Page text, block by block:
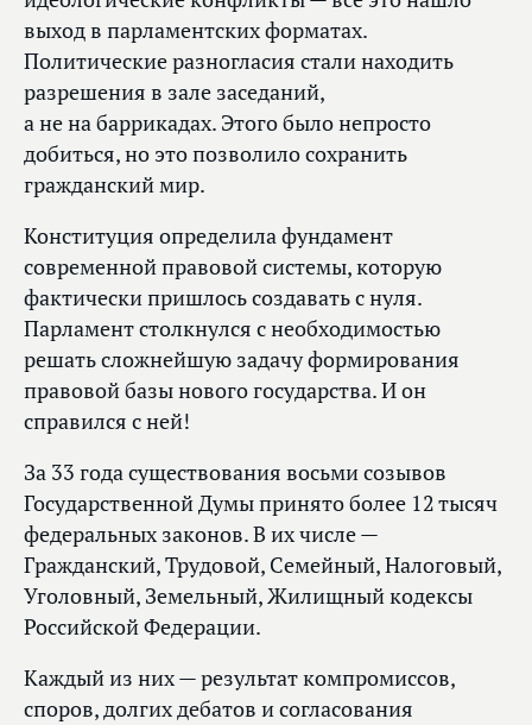
выход в парламентских форматах.
Политические разногласия стали находить
разрешения в зале заседаний,
а не на баррикадах. Этого было непросто
добиться, но это позволило сохранить
гражданский мир.
Конституция определила фундамент
современной правовой системы, которую
фактически пришлось создавать с нуля.
Парламент столкнулся с необходимостью
решать сложнейшую задачу формирования
правовой базы нового государства. И он
справился с ней!
За 33 года существования восьми созывов
Государственной Думы принято более 12 тысяч
федеральных законов. В их числе —
Гражданский, Трудовой, Семейный, Налоговый,
Уголовный, Земельный, Жилищный кодексы
Российской Федерации.
Каждый из них — результат компромиссов,
споров, долгих дебатов и согласования